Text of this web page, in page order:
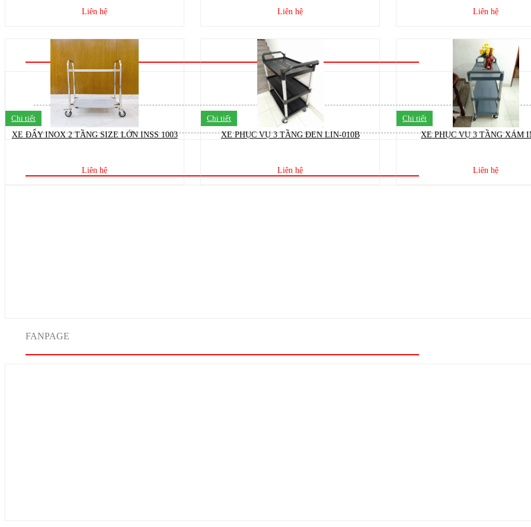
Liên hệ Liên hệ Liên hệ
Chi tiết
XE ĐẨY INOX 2 TẦNG SIZE LỚN INSS 1003
Liên hệ
Chi tiết
XE PHỤC VỤ 3 TẦNG ĐEN LIN-010B
Liên hệ
Chi tiết
XE PHỤC VỤ 3 TẦNG XÁM
Liên hệ
FANPAGE